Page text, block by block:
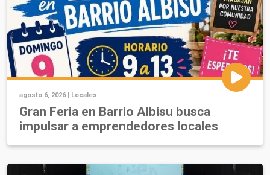
agosto 6, 2026 | Locales
Gran Feria en Barrio Albisu busca
impulsar a emprendedores locales